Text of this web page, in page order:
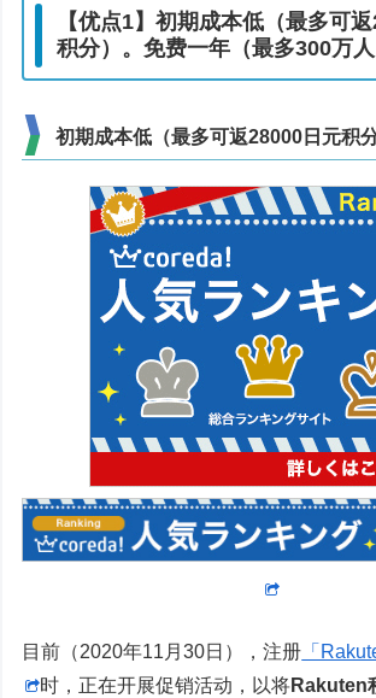
【优点1】初期成本低（最多可
积分）。免费一年（最多300万人
初期成本低（最多可返28000日元积分
目前（2020年11月30日），注册 「
时，正在开展促销活动，以将Rakuten